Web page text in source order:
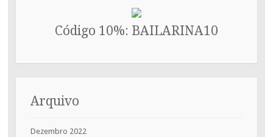
Código 10%: BAILARINA10
Arquivo
Dezembro 2022